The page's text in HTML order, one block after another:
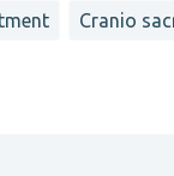
Cranio